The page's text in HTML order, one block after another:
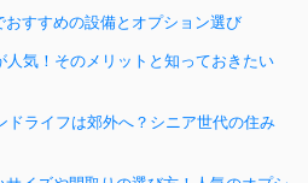
すすめの設備とオプション選び
人気！そのメリットと知っておきたい
ドライフは郊外へ？シニア世代の住み